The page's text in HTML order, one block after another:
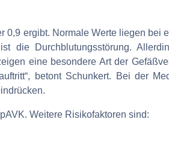
ergibt. Normale Werte liegen bei
die Durchblutungsstörung.
eine besondere Art der
betont Schunkert. Bei der
Weitere Risikofaktoren sind: